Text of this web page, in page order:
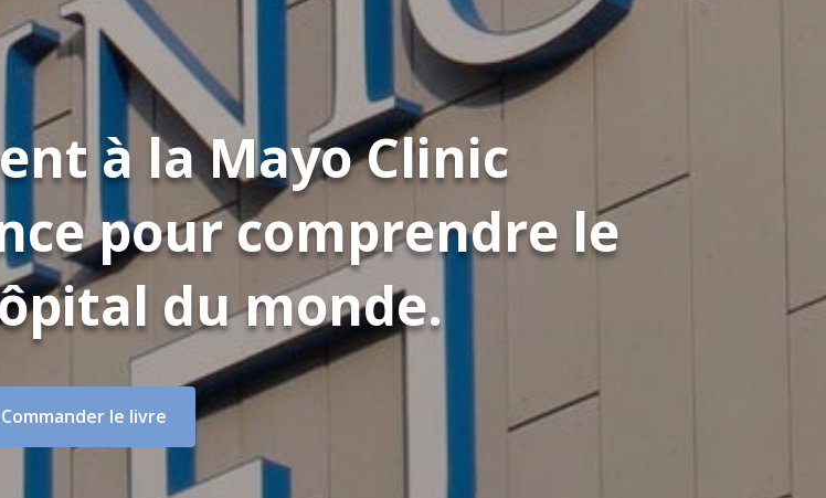
à la Mayo Clinic
pour comprendre le
du monde.
Commander le livre